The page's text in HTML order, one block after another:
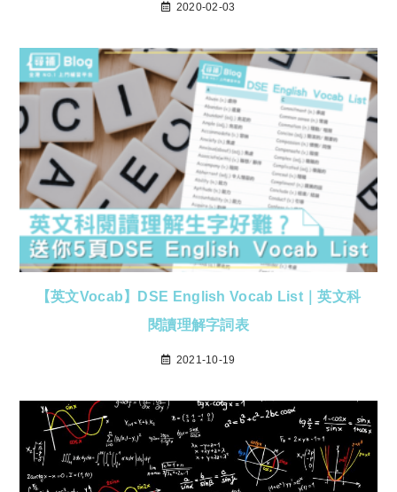
2020-02-03
【英文Vocab】DSE English Vocab List｜英文科
閱讀理解字詞表
2021-10-19